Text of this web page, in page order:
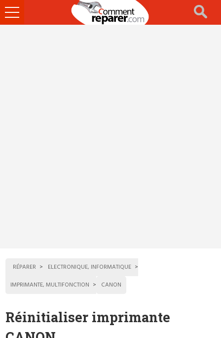
Ouvrir
le
RÉPARER
ELECTRONIQUE, INFORMATIQUE
IMPRIMANTE, MULTIFONCTION
CANON
Réinitialiser imprimante